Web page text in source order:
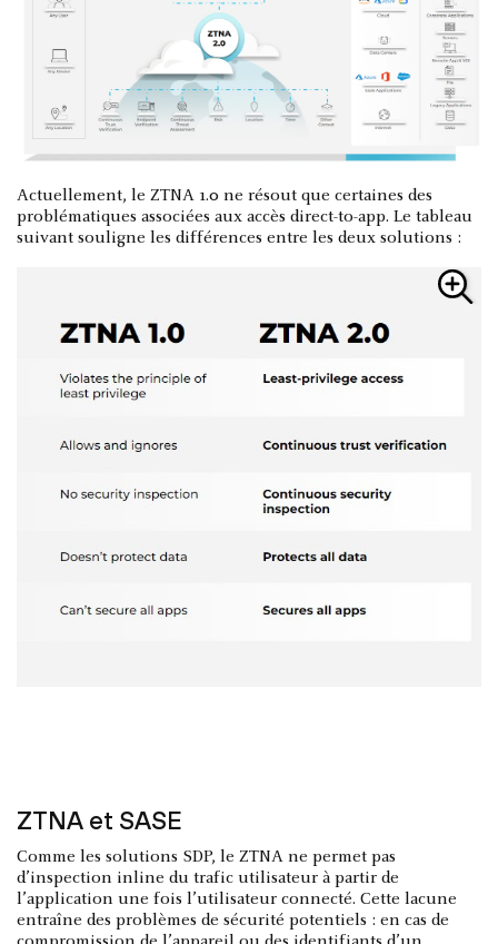
Actuellement, le ZTNA 1.0 ne résout que certaines des
problématiques associées aux accès direct-to-app. Le tableau
suivant souligne les différences entre les deux solutions :
ZTNA et SASE
Comme les solutions SDP, le ZTNA ne permet pas
d’inspection inline du trafic utilisateur à partir de
l’application une fois l’utilisateur connecté. Cette lacune
entraîne des problèmes de sécurité potentiels : en cas de